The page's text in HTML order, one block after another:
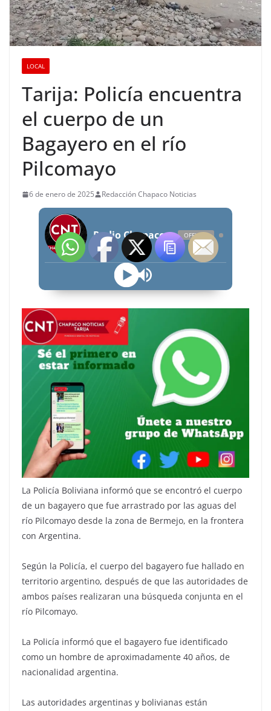
LOCAL
Tarija: Policía encuentra
el cuerpo de un
Bagayero en el río
Pilcomayo
6 de enero de 2025 Redacción Chapaco Noticias
Radio Chapaco Noticias Las 24 horas en vivo OFFLINE
La Policía Boliviana informó que se encontró el cuerpo
de un bagayero que fue arrastrado por las aguas del
río Pilcomayo desde la zona de Bermejo, en la frontera
con Argentina.
Según la Policía, el cuerpo del bagayero fue hallado en
territorio argentino, después de que las autoridades de
ambos países realizaran una búsqueda conjunta en el
río Pilcomayo.
La Policía informó que el bagayero fue identificado
como un hombre de aproximadamente 40 años, de
nacionalidad argentina.
Las autoridades argentinas y bolivianas están